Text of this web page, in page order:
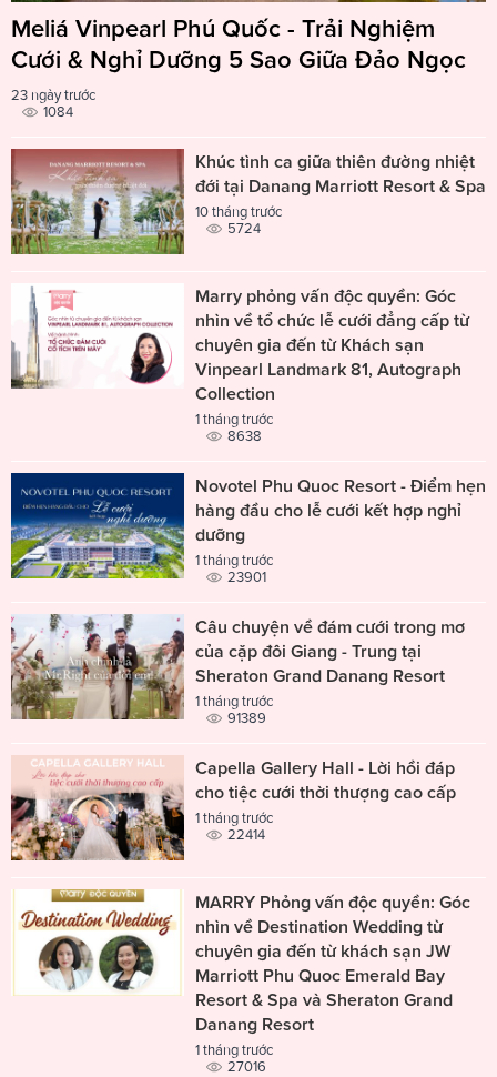
Meliá Vinpearl Phú Quốc - Trải Nghiệm
Cưới & Nghỉ Dưỡng 5 Sao Giữa Đảo Ngọc
23 ngày trước
1084
Khúc tình ca giữa thiên đường nhiệt
đới tại Danang Marriott Resort & Spa
10 tháng trước
5724
Marry phỏng vấn độc quyền: Góc
nhìn về tổ chức lễ cưới đẳng cấp từ
chuyên gia đến từ Khách sạn
Vinpearl Landmark 81, Autograph
Collection
1 tháng trước
8638
Novotel Phu Quoc Resort - Điểm hẹn
hàng đầu cho lễ cưới kết hợp nghỉ
dưỡng
1 tháng trước
23901
Câu chuyện về đám cưới trong mơ
của cặp đôi Giang - Trung tại
Sheraton Grand Danang Resort
1 tháng trước
91389
Capella Gallery Hall - Lời hồi đáp
cho tiệc cưới thời thượng cao cấp
1 tháng trước
22414
MARRY Phỏng vấn độc quyền: Góc
nhìn về Destination Wedding từ
chuyên gia đến từ khách sạn JW
Marriott Phu Quoc Emerald Bay
Resort & Spa và Sheraton Grand
Danang Resort
1 tháng trước
27016